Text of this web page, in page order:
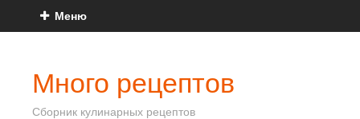
Меню
Много рецептов
Сборник кулинарных рецептов